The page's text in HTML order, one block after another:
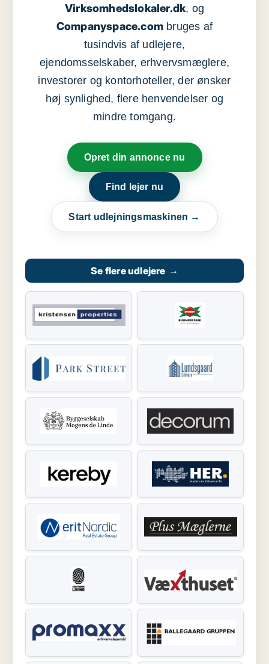
Virksomhedslokaler.dk, og
Companyspace.com bruges af
tusindvis af udlejere,
ejendomsselskaber, erhvervsmæglere,
investorer og kontorhoteller, der ønsker
høj synlighed, flere henvendelser og
mindre tomgang.
Opret din annonce nu
Find lejer nu
Start udlejningsmaskinen →
Se flere udlejere →